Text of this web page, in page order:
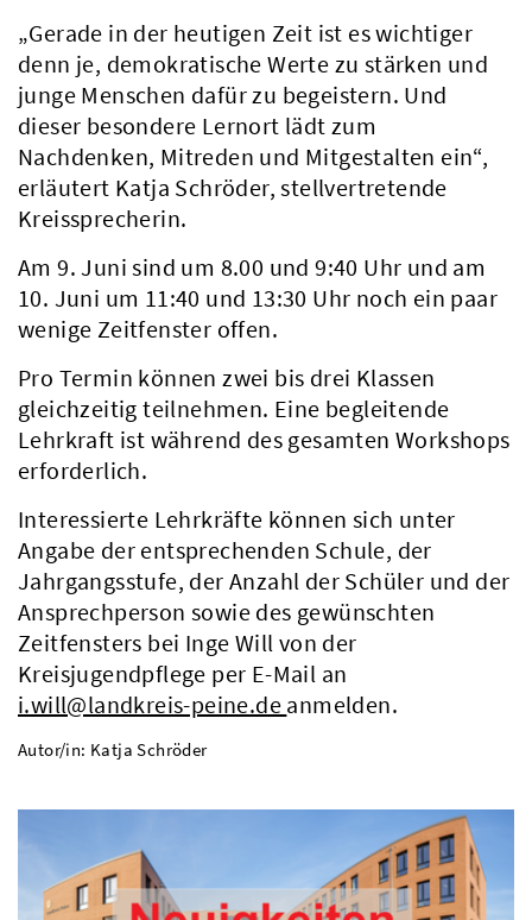
„Gerade in der heutigen Zeit ist es wichtiger
denn je, demokratische Werte zu stärken und
junge Menschen dafür zu begeistern. Und
dieser besondere Lernort lädt zum
Nachdenken, Mitreden und Mitgestalten ein“,
erläutert Katja Schröder, stellvertretende
Kreissprecherin.
Am 9. Juni sind um 8.00 und 9:40 Uhr und am
10. Juni um 11:40 und 13:30 Uhr noch ein paar
wenige Zeitfenster offen.
Pro Termin können zwei bis drei Klassen
gleichzeitig teilnehmen. Eine begleitende
Lehrkraft ist während des gesamten Workshops
erforderlich.
Interessierte Lehrkräfte können sich unter
Angabe der entsprechenden Schule, der
Jahrgangsstufe, der Anzahl der Schüler und der
Ansprechperson sowie des gewünschten
Zeitfensters bei Inge Will von der
Kreisjugendpflege per E-Mail an
i.will@landkreis-peine.de anmelden.
Autor/in: Katja Schröder